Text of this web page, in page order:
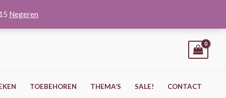
Negeren
TOEBEHOREN THEMA’S SALE! CONTACT